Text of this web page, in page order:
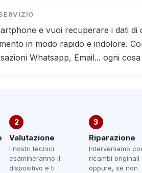
e vuoi recuperare i dati di
in modo rapido e indolore.
Whatsapp, Email... ogni
2
Valutazione
I nostri tecnici
esamineranno il
dispositivo e ti
3
Riparazione
Interveniamo
ricambi originali
oppure, se non